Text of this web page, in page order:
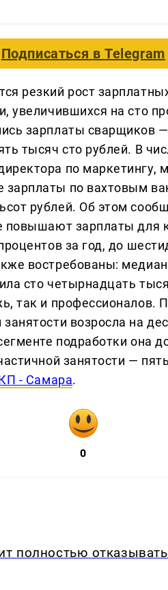
Подписаться вTelegram
резкий рост
увеличившихся на сто
зарплаты сварщиков
тысяч сто рублей. В
по маркетингу,
по вахтовым
рублей. Об этом
повышают зарплаты для
за год, до
востребованы:
сто четырнадцать
так и профессионалов.
возросла на
подработки она
занятости —
- Самара.
0
полностью